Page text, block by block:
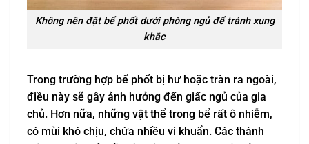
Không nên đặt bể phốt dưới phòng ngủ để tránh xung
khắc
Trong trường hợp bể phốt bị hư hoặc tràn ra ngoài,
điều này sẽ gây ảnh hưởng đến giấc ngủ của gia
chủ. Hơn nữa, những vật thể trong bể rất ô nhiễm,
có mùi khó chịu, chứa nhiều vi khuẩn. Các thành